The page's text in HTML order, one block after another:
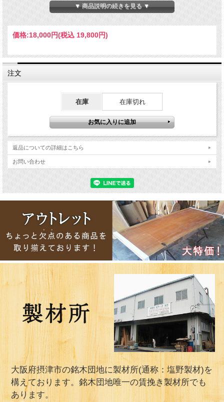
▼ 商品説明の続きを見る ▼
価格:18,000円(税込 19,800円)
注文
在庫 在庫切れ
返品についての詳細はこちら
お問い合わせ
大阪府摂津市の銘木団地に製材所(通称：塩野製材)を
構えております。銘木団地唯一の賃挽き製材所でも
あります。